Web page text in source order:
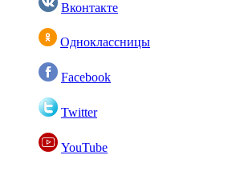
Вконтакте
Одноклассницы
Facebook
Twitter
YouTube